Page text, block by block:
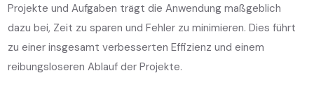
Projekte und Aufgaben trägt die Anwendung maßgeblich
dazu bei, Zeit zu sparen und Fehler zu minimieren. Dies führt
zu einer insgesamt verbesserten Effizienz und einem
reibungsloseren Ablauf der Projekte.